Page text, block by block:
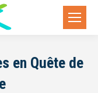
en Quête de